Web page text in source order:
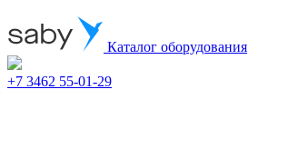
Каталог оборудования
+7 3462 55-01-29